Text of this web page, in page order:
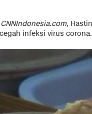
CNNIndonesia.com,
infeksi virus corona.